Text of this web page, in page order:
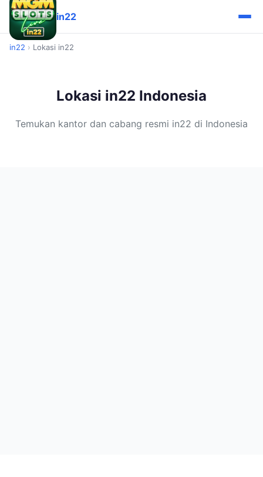
in22
in22 › Lokasi in22
Lokasi in22 Indonesia
Temukan kantor dan cabang resmi in22 di Indonesia